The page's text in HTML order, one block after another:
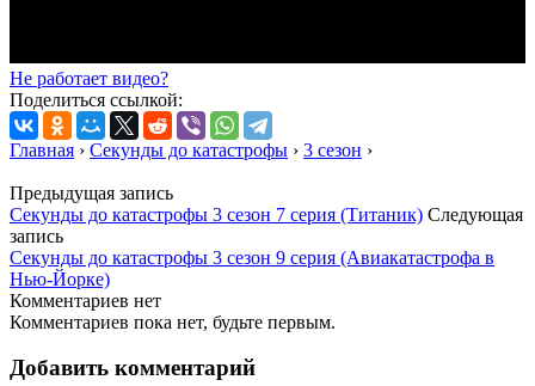
Не работает видео?
Поделиться ссылкой:
Главная › Секунды до катастрофы › 3 сезон ›
Предыдущая запись
Секунды до катастрофы 3 сезон 7 серия (Титаник) Следующая
запись
Секунды до катастрофы 3 сезон 9 серия (Авиакатастрофа в
Нью-Йорке)
Комментариев нет
Комментариев пока нет, будьте первым.
Добавить комментарий